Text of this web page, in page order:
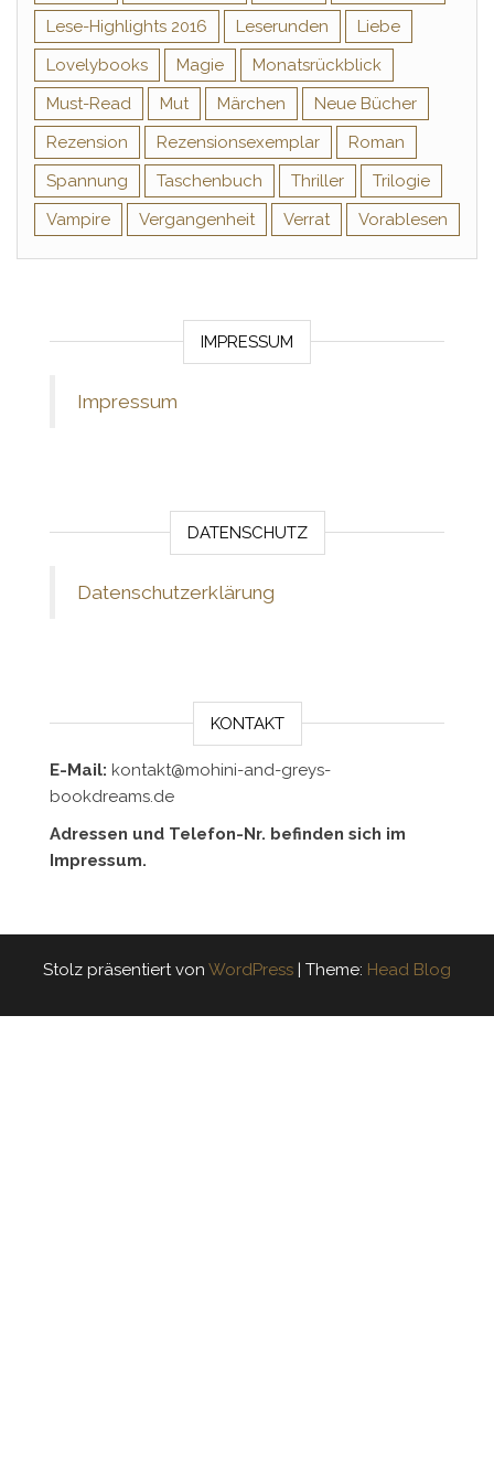
Lese-Highlights 2016
Leserunden
Liebe
Lovelybooks
Magie
Monatsrückblick
Must-Read
Mut Märchen
Neue Bücher
Rezension
Rezensionsexemplar
Roman
Spannung
Taschenbuch Thriller
Trilogie
Vampire
Vergangenheit Verrat Vorablesen
IMPRESSUM
Impressum
DATENSCHUTZ
Datenschutzerklärung
KONTAKT
E-Mail: kontakt@mohini-and-greys-
bookdreams.de
Adressen und Telefon-Nr. befinden sich im
Impressum.
Stolz präsentiert von WordPress | Theme: Head Blog